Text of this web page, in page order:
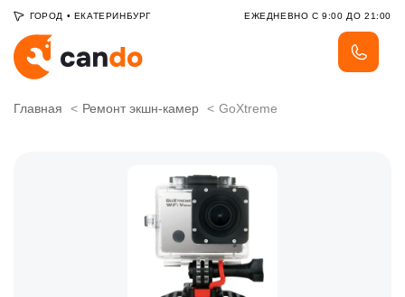
ГОРОД • ЕКАТЕРИНБУРГ ЕЖЕДНЕВНО С 9:00 ДО 21:00
Главная Ремонт экшн-камер GoXtreme